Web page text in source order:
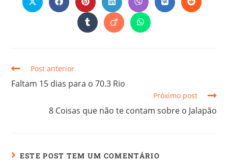
Post anterior
Faltam 15 dias para o 70.3 Rio
Próximo post
8 Coisas que não te contam sobre o Jalapão
ESTE POST TEM UM COMENTÁRIO